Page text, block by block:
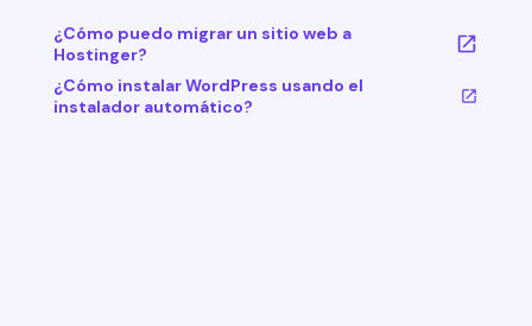
¿Cómo puedo migrar un sitio web a
Hostinger?
¿Cómo instalar WordPress usando el
instalador automático?